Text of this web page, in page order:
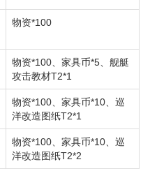
物资*100
物资*100、家具币*5、舰艇
攻击教材T2*1
物资*100、家具币*10、巡
洋改造图纸T2*1
物资*100、家具币*10、巡
洋改造图纸T2*2